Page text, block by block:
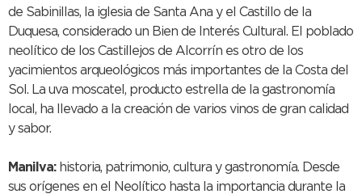
de Sabinillas, la iglesia de Santa Ana y el Castillo de la
Duquesa, considerado un Bien de Interés Cultural. El poblado
neolítico de los Castillejos de Alcorrín es otro de los
yacimientos arqueológicos más importantes de la Costa del
Sol. La uva moscatel, producto estrella de la gastronomía
local, ha llevado a la creación de varios vinos de gran calidad
y sabor.
Manilva:historia, patrimonio, cultura y gastronomía. Desde
sus orígenes en el Neolítico hasta la importancia durante la